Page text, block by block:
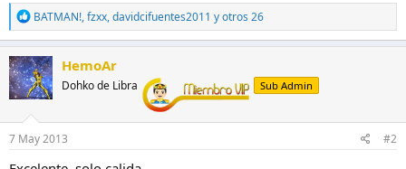
R
e
a
c
c
i
o
n
s
BATMAN!,fzxx,davidcifuentes2011 y otros 26
HemoAr
Dohko de Libra Sub Admin
7 May 2013 #2